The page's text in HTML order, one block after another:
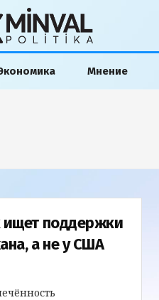
Мнение
поддержки
а не у США